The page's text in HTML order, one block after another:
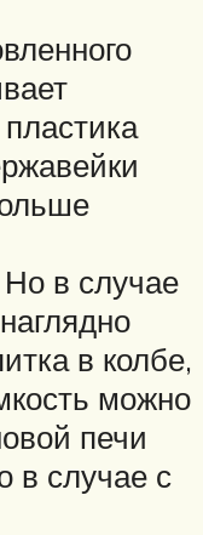
Но в случае
в колбе,
можно
печи
в случае с